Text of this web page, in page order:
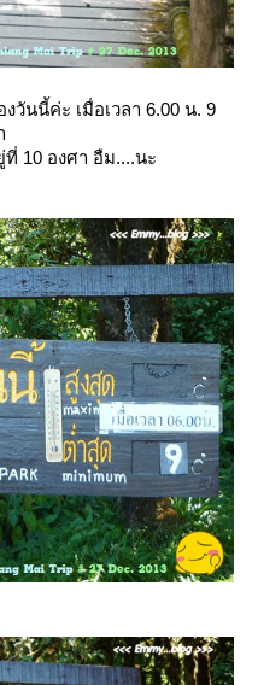
นนี้ค่ะ เมื่อเวลา 6.00 น. 9
10 องศา อืม....นะ